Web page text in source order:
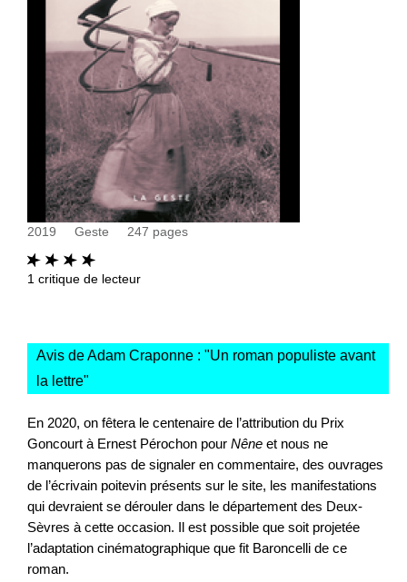
2019 Geste 247 pages
1 critique de lecteur
Avis de Adam Craponne : "Un roman populiste avant
la lettre"
En 2020, on fêtera le centenaire de l’attribution du Prix
Goncourt à Ernest Pérochon pour Nêne et nous ne
manquerons pas de signaler en commentaire, des ouvrages
de l’écrivain poitevin présents sur le site, les manifestations
qui devraient se dérouler dans le département des Deux-
Sèvres à cette occasion. Il est possible que soit projetée
l’adaptation cinématographique que fit Baroncelli de ce
roman.